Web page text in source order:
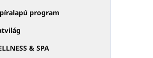
program
& SPA